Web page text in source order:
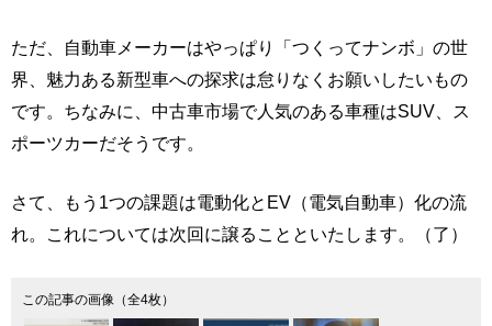
ただ、自動車メーカーはやっぱり「つくってナンボ」の世
界、魅力ある新型車への探求は怠りなくお願いしたいもの
です。ちなみに、中古車市場で人気のある車種はSUV、ス
ポーツカーだそうです。
さて、もう1つの課題は電動化とEV（電気自動車）化の流
れ。これについては次回に譲ることといたします。（了）
この記事の画像（全4枚）